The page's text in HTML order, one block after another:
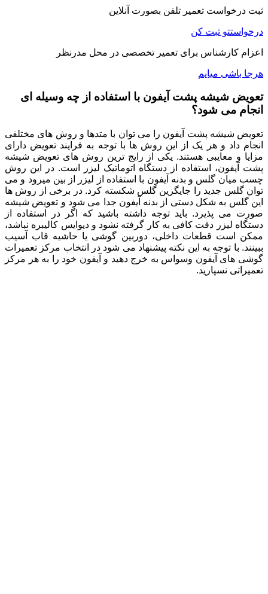
ثبت درخواست تعمیر تلفن بصورت آنلاین
درخواستتو ثبت کن
اعزام کارشناس برای تعمیر تخصصی در محل مدرنظر
هرجا باشی میایم
تعویض شیشه پشت آیفون با استفاده از چه وسیله ای
انجام می شود؟
تعویض شیشه پشت آیفون را می توان با متدها و روش های مختلفی
انجام داد و هر یک از این روش ها با توجه به فرایند تعویض دارای
مزایا و معایبی هستند. یکی از رایج ترین روش های تعویض شیشه
پشت آیفون، استفاده از دستگاه اتوماتیک لیزر است. در این روش
چسب میان گلس و بدنه آیفون با استفاده از لیزر از بین میرود و می
توان گلس جدید را جایگزین گلس شکسته کرد. در برخی از روش ها
این گلس به شکل دستی از بدنه آیفون جدا می شود و تعویض شیشه
صورت می پذیرد. باید توجه داشته باشید که اگر در استفاده از
دستگاه لیزر دقت کافی به کار گرفته نشود و دیوایس کالیبره نباشد،
ممکن است قطعات داخلی، دوربین گوشی یا حاشیه قاب آسیب
ببینند. با توجه به این نکته پیشنهاد می شود در انتخاب مرکز تعمیرات
گوشی های آیفون وسواس به خرج دهید و آیفون خود را به هر مرکز
تعمیراتی نسپارید.